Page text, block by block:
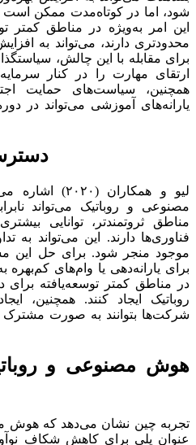
شود، اما در کوتاه‌‌‌مدت ممکن
این امر به‌ویژه در مناطق کمتر
محدودتری دارند، می‌‌‌تواند به
برای مقابله با این چالش،
ارتقای مهارت را در کنار
همچنین، سیاست‌‌‌های حمایت
یارانه‌‌‌های آموزشی می‌‌‌تواند در
لیو و همکاران
مصنوعی و روباتیک می‌‌‌تواند
مناطق ثروتمندتر، توانایی
فناوری‌‌‌ها دارند. این می‌‌‌تواند به
موجود منجر شود. برای حل این
برای یارانه‌‌‌دهی یا وام‌‌‌های
در مناطق کمتر توسعه‌‌‌یافته
روباتیک ایجاد کنند. همچنین،
شرکت‌ها بتوانند به صورت مشترک
هوش مصنوعی و
تجربه چین نشان می‌دهد که هوش
عنوان پلی برای کاهش شکاف